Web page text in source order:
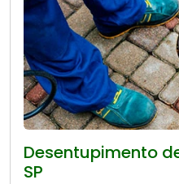
Desentupimento
SP